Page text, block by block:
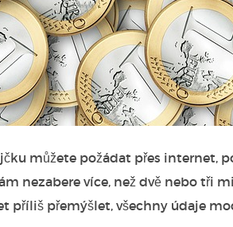
můžete požádat přes internet,
nezabere více, než dvě nebo tři
příliš přemýšlet, všechny údaje